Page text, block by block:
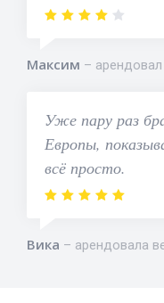
Максим
Уже пару раз
Европы,
всё просто.
Вика арендовала